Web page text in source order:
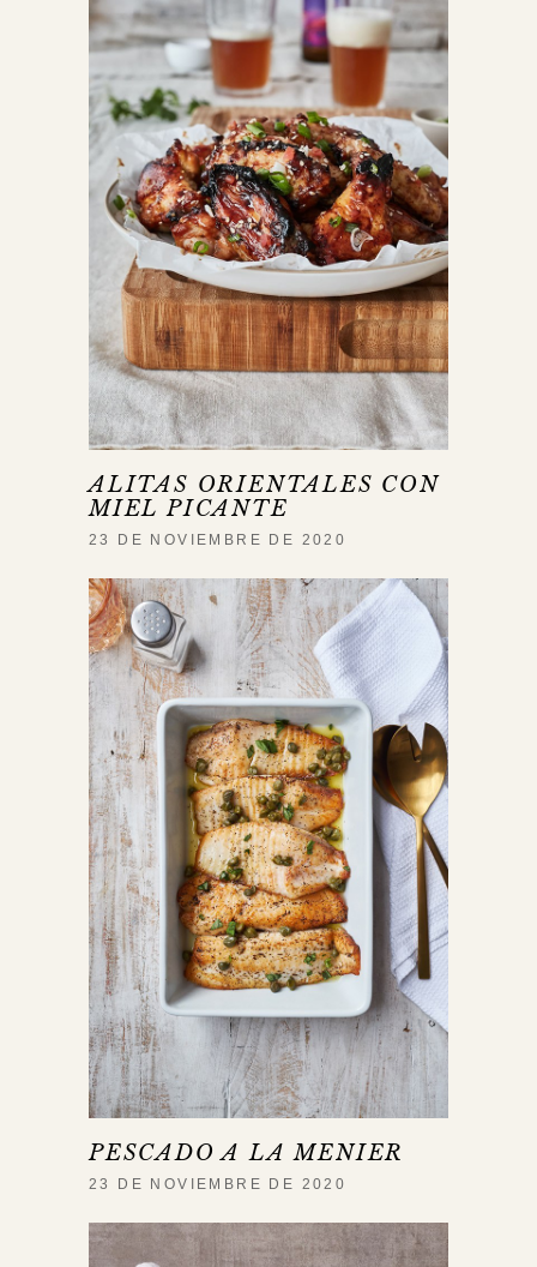
ALITAS ORIENTALES CON
MIEL PICANTE
23 DE NOVIEMBRE DE 2020
PESCADO A LA MENIER
23 DE NOVIEMBRE DE 2020